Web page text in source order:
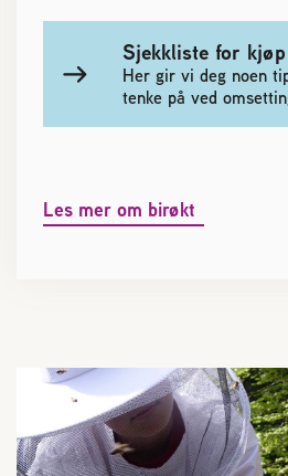
Sjekkliste for
Her gir vi deg noen
tenke på ved
Les mer om birøkt